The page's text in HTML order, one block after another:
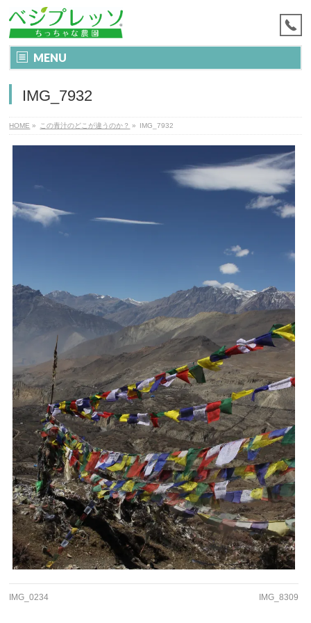
MENU
IMG_7932
HOME » この青汁のどこが違うのか？ » IMG_7932
IMG_0234 IMG_8309